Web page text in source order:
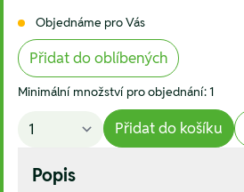
Objednáme pro Vás
Přidat do oblíbených
Minimální množství pro objednání: 1
Přidat do košíku
Popis